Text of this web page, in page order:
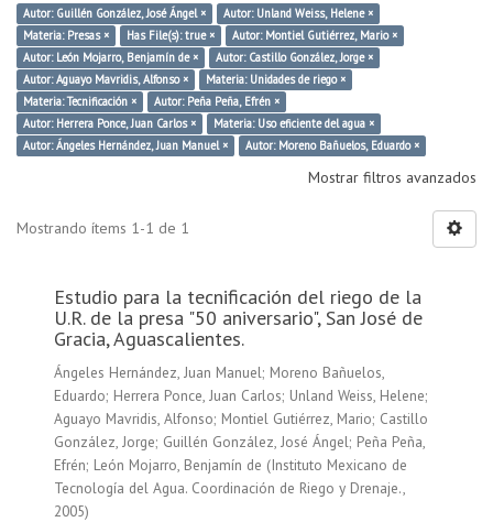
Autor: Guillén González, José Ángel ×
Autor: Unland Weiss, Helene ×
Materia: Presas ×
Has File(s): true ×
Autor: Montiel Gutiérrez, Mario ×
Autor: León Mojarro, Benjamín de ×
Autor: Castillo González, Jorge ×
Autor: Aguayo Mavridis, Alfonso ×
Materia: Unidades de riego ×
Materia: Tecnificación ×
Autor: Peña Peña, Efrén ×
Autor: Herrera Ponce, Juan Carlos ×
Materia: Uso eficiente del agua ×
Autor: Ángeles Hernández, Juan Manuel ×
Autor: Moreno Bañuelos, Eduardo ×
Mostrar filtros avanzados
Mostrando ítems 1-1 de 1
Estudio para la tecnificación del riego de la
U.R. de la presa "50 aniversario", San José de
Gracia, Aguascalientes.
Ángeles Hernández, Juan Manuel; Moreno Bañuelos,
Eduardo; Herrera Ponce, Juan Carlos; Unland Weiss, Helene;
Aguayo Mavridis, Alfonso; Montiel Gutiérrez, Mario; Castillo
González, Jorge; Guillén González, José Ángel; Peña Peña,
Efrén; León Mojarro, Benjamín de (Instituto Mexicano de
Tecnología del Agua. Coordinación de Riego y Drenaje.,
2005)